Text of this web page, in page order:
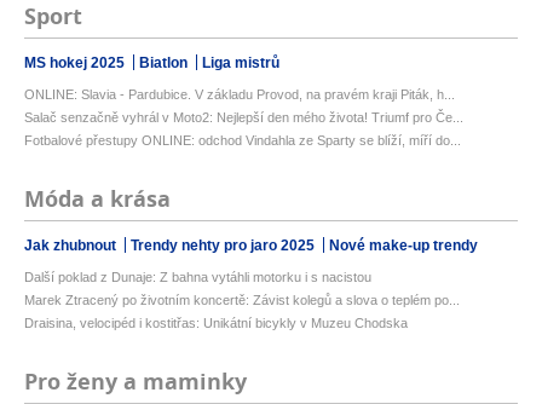
Sport
MS hokej 2025 Biatlon Liga mistrů
ONLINE: Slavia - Pardubice. V základu Provod, na pravém kraji Piták, h...
Salač senzačně vyhrál v Moto2: Nejlepší den mého života! Triumf pro Če...
Fotbalové přestupy ONLINE: odchod Vindahla ze Sparty se blíží, míří do...
Móda a krása
Jak zhubnout Trendy nehty pro jaro 2025 Nové make-up trendy
Další poklad z Dunaje: Z bahna vytáhli motorku i s nacistou
Marek Ztracený po životním koncertě: Závist kolegů a slova o teplém po...
Draisina, velocipéd i kostitřas: Unikátní bicykly v Muzeu Chodska
Pro ženy a maminky